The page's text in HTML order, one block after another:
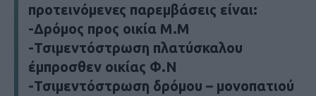
προτεινόμενες παρεμβάσεις είναι:
-Δρόμος προς οικία Μ.Μ
-Τσιμεντόστρωση πλατύσκαλου
έμπροσθεν οικίας Φ.Ν
-Τσιμεντόστρωση δρόμου – μονοπατιού